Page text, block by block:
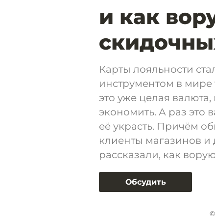
и как
Карты лояльности
инструментом в
это уже целая валюта,
экономить. А раз это
её украсть. Причём
клиенты магазинов и
рассказали, как
Обсудить